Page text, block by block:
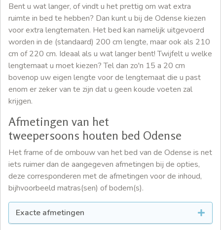
Bent u wat langer, of vindt u het prettig om wat extra
ruimte in bed te hebben? Dan kunt u bij de Odense kiezen
voor extra lengtematen. Het bed kan namelijk uitgevoerd
worden in de (standaard) 200 cm lengte, maar ook als 210
cm of 220 cm. Ideaal als u wat langer bent! Twijfelt u welke
lengtemaat u moet kiezen? Tel dan zo'n 15 a 20 cm
bovenop uw eigen lengte voor de lengtemaat die u past
enom er zeker van te zijn dat u geen koude voeten zal
krijgen.
Afmetingen van het
tweepersoons houten bed Odense
Het frame of de ombouw van het bed van de Odense is net
iets ruimer dan de aangegeven afmetingen bij de opties,
deze corresponderen met de afmetingen voor de inhoud,
bijhvoorbeeld matras(sen) of bodem(s).
Exacte afmetingen